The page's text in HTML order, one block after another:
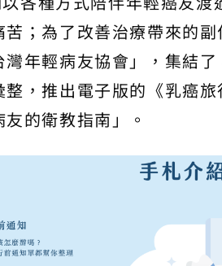
苦；為了改善治療帶來的
灣年輕病友協會」，集結
整，推出電子版的《乳癌
的衛教指南」。